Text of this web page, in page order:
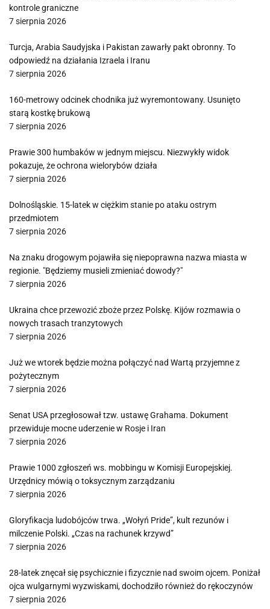
kontrole graniczne
7 sierpnia 2026
Turcja, Arabia Saudyjska i Pakistan zawarły pakt obronny. To
odpowiedź na działania Izraela i Iranu
7 sierpnia 2026
160-metrowy odcinek chodnika już wyremontowany. Usunięto
starą kostkę brukową
7 sierpnia 2026
Prawie 300 humbaków w jednym miejscu. Niezwykły widok
pokazuje, że ochrona wielorybów działa
7 sierpnia 2026
Dolnośląskie. 15-latek w ciężkim stanie po ataku ostrym
przedmiotem
7 sierpnia 2026
Na znaku drogowym pojawiła się niepoprawna nazwa miasta w
regionie. "Będziemy musieli zmieniać dowody?"
7 sierpnia 2026
Ukraina chce przewozić zboże przez Polskę. Kijów rozmawia o
nowych trasach tranzytowych
7 sierpnia 2026
Już we wtorek będzie można połączyć nad Wartą przyjemne z
pożytecznym
7 sierpnia 2026
Senat USA przegłosował tzw. ustawę Grahama. Dokument
przewiduje mocne uderzenie w Rosje i Iran
7 sierpnia 2026
Prawie 1000 zgłoszeń ws. mobbingu w Komisji Europejskiej.
Urzędnicy mówią o toksycznym zarządzaniu
7 sierpnia 2026
Gloryfikacja ludobójców trwa. „Wołyń Pride”, kult rezunów i
milczenie Polski. „Czas na rachunek krzywd”
7 sierpnia 2026
28-latek znęcał się psychicznie i fizycznie nad swoim ojcem. Poniżał
ojca wulgarnymi wyzwiskami, dochodziło również do rękoczynów
7 sierpnia 2026